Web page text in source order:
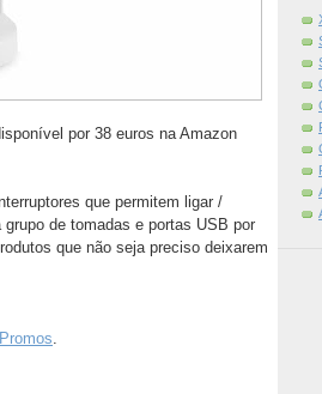
por 38 euros na Amazon
que permitem ligar /
de tomadas e portas USB por
que não seja preciso deixarem